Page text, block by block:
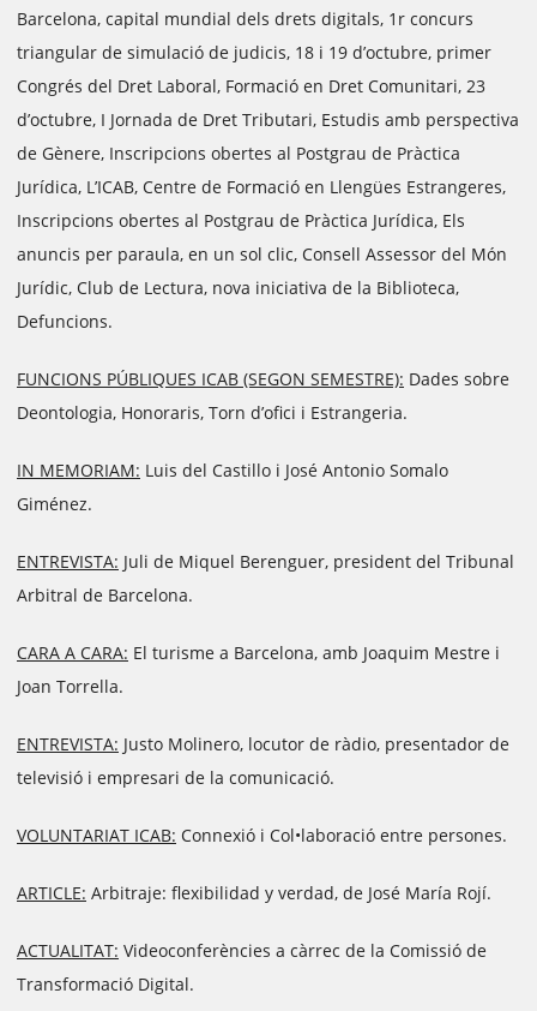
Barcelona, capital mundial dels drets digitals, 1r concurs
triangular de simulació de judicis, 18 i 19 d’octubre, primer
Congrés del Dret Laboral, Formació en Dret Comunitari, 23
d’octubre, I Jornada de Dret Tributari, Estudis amb perspectiva
de Gènere, Inscripcions obertes al Postgrau de Pràctica
Jurídica, L’ICAB, Centre de Formació en Llengües Estrangeres,
Inscripcions obertes al Postgrau de Pràctica Jurídica, Els
anuncis per paraula, en un sol clic, Consell Assessor del Món
Jurídic, Club de Lectura, nova iniciativa de la Biblioteca,
Defuncions.
FUNCIONS PÚBLIQUES ICAB (SEGON SEMESTRE): Dades sobre
Deontologia, Honoraris, Torn d’ofici i Estrangeria.
IN MEMORIAM: Luis del Castillo i José Antonio Somalo
Giménez.
ENTREVISTA: Juli de Miquel Berenguer, president del Tribunal
Arbitral de Barcelona.
CARA A CARA: El turisme a Barcelona, amb Joaquim Mestre i
Joan Torrella.
ENTREVISTA: Justo Molinero, locutor de ràdio, presentador de
televisió i empresari de la comunicació.
VOLUNTARIAT ICAB: Connexió i Col•laboració entre persones.
ARTICLE: Arbitraje: flexibilidad y verdad, de José María Rojí.
ACTUALITAT: Videoconferències a càrrec de la Comissió de
Transformació Digital.